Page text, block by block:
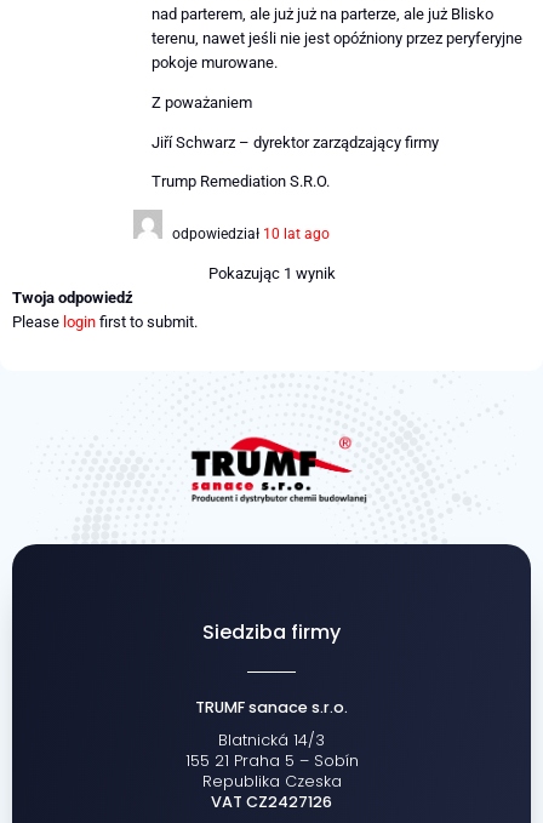
nad parterem, ale już już na parterze, ale już Blisko
terenu, nawet jeśli nie jest opóźniony przez peryferyjne
pokoje murowane.
Z poważaniem
Jiří Schwarz – dyrektor zarządzający firmy
Trump Remediation S.R.O.
odpowiedział 10 lat ago
Pokazując 1 wynik
Twoja odpowiedź
Please login first to submit.
Siedziba firmy
TRUMF sanace s.r.o.
Blatnická 14/3
155 21 Praha 5 – Sobín
Republika Czeska
VAT CZ2427126